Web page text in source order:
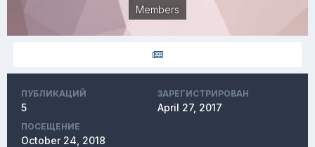
Members
ПУБЛИКАЦИЙ
5
ЗАРЕГИСТРИРОВАН
April 27, 2017
ПОСЕЩЕНИЕ
October 24, 2018